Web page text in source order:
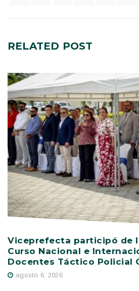
RELATED POST
Viceprefecta participó de
Curso Nacional e
Docentes Táctico Policial
agosto 6, 2026